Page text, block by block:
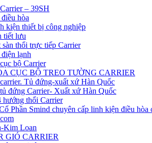
– 39SH
hòa
kiện thiết bị công nghiệp
tiết lưu
thổi trực tiếp Carrier
lạnh
bộ Carrier
CỤC BỘ TREO TƯỜNG CARRIER
Tủ đứng-xuất xứ Hàn Quốc
đứng Carrier- Xuất xứ Hàn Quốc
hướng thổi Carrier
Phần Smind chuyên cấp linh kiện điều hòa
Kim Loan
GIÓ CARRIER